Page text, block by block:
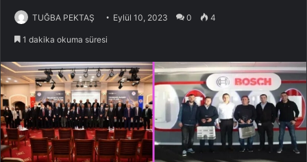
TUĞBA PEKTAŞ Eylül 10, 2023 0 4
1 dakika okuma süresi